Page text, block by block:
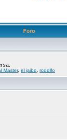
Foro
Master, el jaibo rodolfo